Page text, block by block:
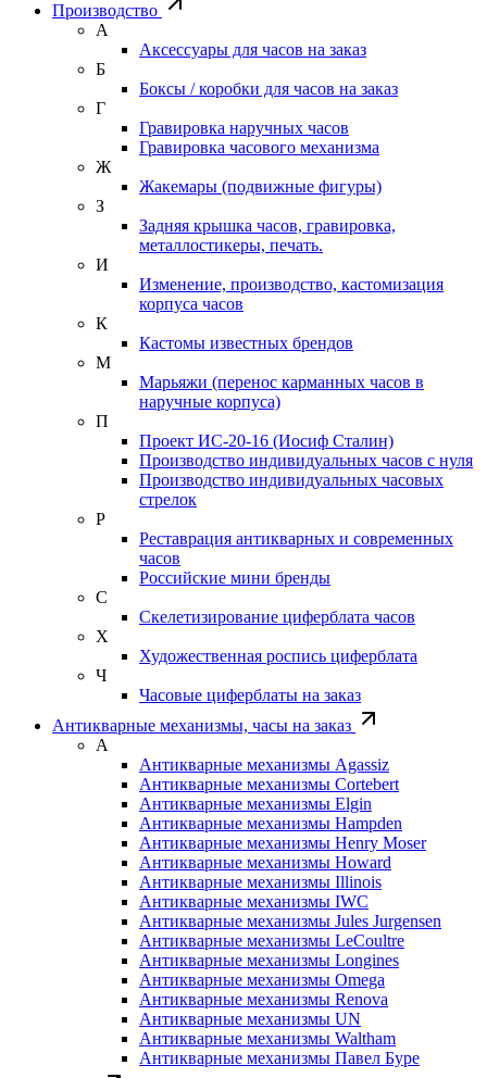
Производство
А
Аксессуары для часов на заказ
Б
Боксы / коробки для часов на заказ
Г
Гравировка наручных часов
Гравировка часового механизма
Ж
Жакемары (подвижные фигуры)
З
Задняя крышка часов, гравировка,
металлостикеры, печать.
И
Изменение, производство, кастомизация
корпуса часов
К
Кастомы известных брендов
М
Марьяжи (перенос карманных часов в
наручные корпуса)
П
Проект ИС-20-16 (Иосиф Сталин)
Производство индивидуальных часов с нуля
Производство индивидуальных часовых
стрелок
Р
Реставрация антикварных и современных
часов
Российские мини бренды
С
Скелетизирование циферблата часов
Х
Художественная роспись циферблата
Ч
Часовые циферблаты на заказ
Антикварные механизмы, часы на заказ
А
Антикварные механизмы Agassiz
Антикварные механизмы Cortebert
Антикварные механизмы Elgin
Антикварные механизмы Hampden
Антикварные механизмы Henry Moser
Антикварные механизмы Howard
Антикварные механизмы Illinois
Антикварные механизмы IWC
Антикварные механизмы Jules Jurgensen
Антикварные механизмы LeCoultre
Антикварные механизмы Longines
Антикварные механизмы Omega
Антикварные механизмы Renova
Антикварные механизмы UN
Антикварные механизмы Waltham
Антикварные механизмы Павел Буре